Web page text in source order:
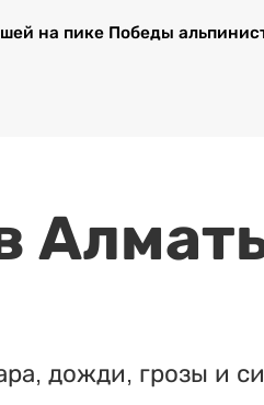
на пике Победы
дожди, грозы и